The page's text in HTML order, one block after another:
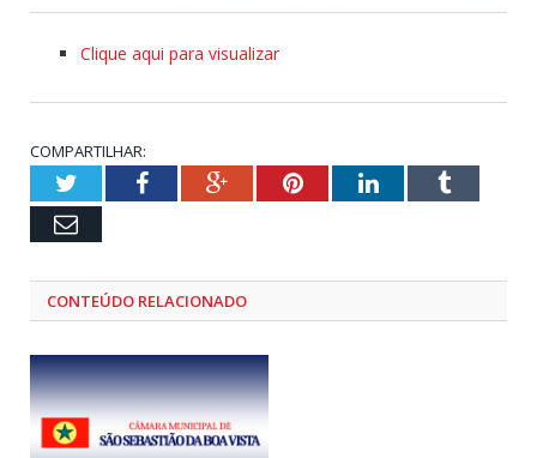
Clique aqui para visualizar
COMPARTILHAR:
TwitterFacebookGoogle+PinterestLinkedInTumblr
Email
CONTEÚDO RELACIONADO